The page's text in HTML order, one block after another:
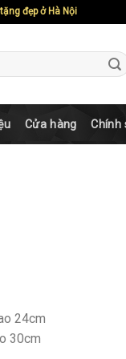
đẹp ở Hà Nội
Cửa hàng Chính
24cm
30cm